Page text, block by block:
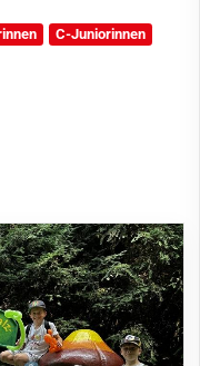
C-Juniorinnen